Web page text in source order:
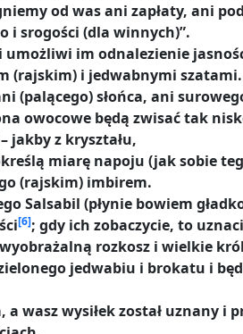
od was ani zapłaty, ani
i srogości (dla winnych)”.
umożliwi im odnalezienie
(rajskim) i jedwabnymi szatami.
(palącego) słońca, ani
owocowe będą zwisać tak
jakby z kryształu,
miarę napoju (jak sobie
(rajskim) imbirem.
Salsabil (płynie bowiem
[6]; gdy ich zobaczycie, to
rozkosz i wielkie
jedwabiu i brokatu i
wasz wysiłek został uznany i